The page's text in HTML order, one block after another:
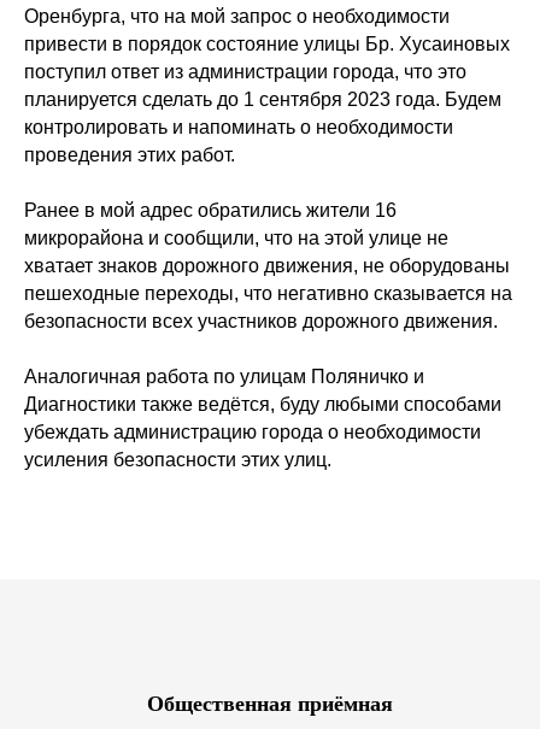
Оренбурга, что на мой запрос о необходимости
привести в порядок состояние улицы Бр. Хусаиновых
поступил ответ из администрации города, что это
планируется сделать до 1 сентября 2023 года. Будем
контролировать и напоминать о необходимости
проведения этих работ.
Ранее в мой адрес обратились жители 16
микрорайона и сообщили, что на этой улице не
хватает знаков дорожного движения, не оборудованы
пешеходные переходы, что негативно сказывается на
безопасности всех участников дорожного движения.
Аналогичная работа по улицам Поляничко и
Диагностики также ведётся, буду любыми способами
убеждать администрацию города о необходимости
усиления безопасности этих улиц.
Общественная приёмная